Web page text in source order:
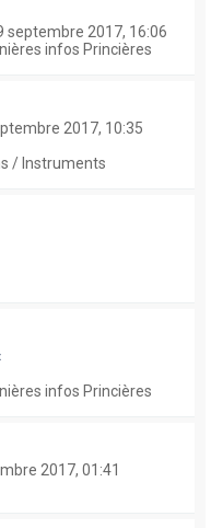
septembre 2017, 16:06
infos Princières
2017, 10:35
/ Instruments
infos Princières
2017, 01:41